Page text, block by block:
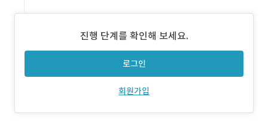
진행 단계를 확인해 보세요.
로그인
회원가입